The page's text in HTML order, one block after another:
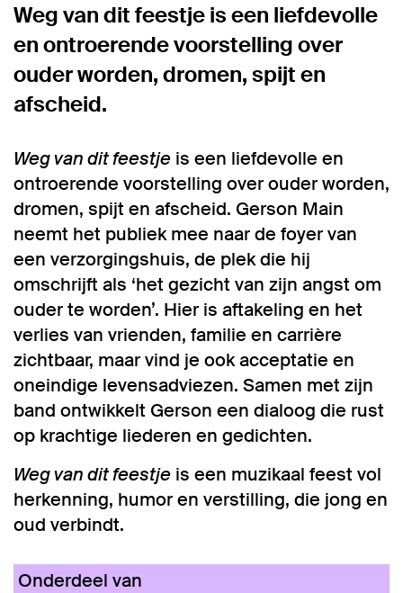
Weg van dit feestje is een liefdevolle
en ontroerende voorstelling over
ouder worden, dromen, spijt en
afscheid.
Weg van dit feestje is een liefdevolle en
ontroerende voorstelling over ouder worden,
dromen, spijt en afscheid. Gerson Main
neemt het publiek mee naar de foyer van
een verzorgingshuis, de plek die hij
omschrijft als ‘het gezicht van zijn angst om
ouder te worden’. Hier is aftakeling en het
verlies van vrienden, familie en carrière
zichtbaar, maar vind je ook acceptatie en
oneindige levensadviezen. Samen met zijn
band ontwikkelt Gerson een dialoog die rust
op krachtige liederen en gedichten.
Weg van dit feestje is een muzikaal feest vol
herkenning, humor en verstilling, die jong en
oud verbindt.
Onderdeel van